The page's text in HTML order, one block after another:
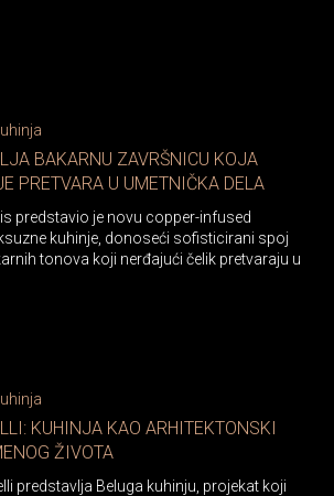
BAKARNU ZAVRŠNICU KOJA
PRETVARA U UMETNIČKA DELA
predstavio je novu copper-infused
kuhinje, donoseći sofisticirani spoj
tonova koji nerđajući čelik pretvaraju u
KUHINJA KAO ARHITEKTONSKI
ŽIVOTA
predstavlja Beluga kuhinju, projekat koji